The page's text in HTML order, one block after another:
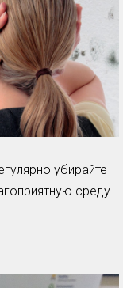
убирайте
среду